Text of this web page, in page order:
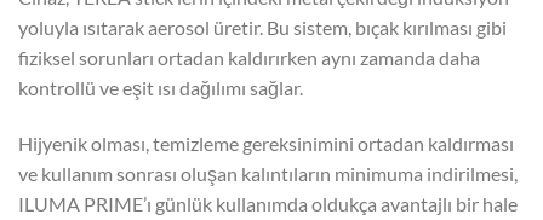
yoluyla ısıtarak aerosol üretir. Bu sistem, bıçak kırılması gibi
fiziksel sorunları ortadan kaldırırken aynı zamanda daha
kontrollü ve eşit ısı dağılımı sağlar.
Hijyenik olması, temizleme gereksinimini ortadan kaldırması
ve kullanım sonrası oluşan kalıntıların minimuma indirilmesi,
ILUMA PRIME’ı günlük kullanımda oldukça avantajlı bir hale